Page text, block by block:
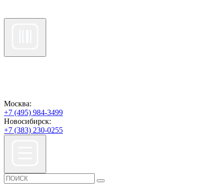
Москва:
+7 (495) 984-3499
Новосибирск:
+7 (383) 230-0255